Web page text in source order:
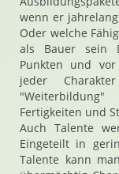
wenn er
Oder welche
als Bauer sein
Punkten und
jeder
Fertigkeiten und
Auch Talente
Eingeteilt in
Talente kann